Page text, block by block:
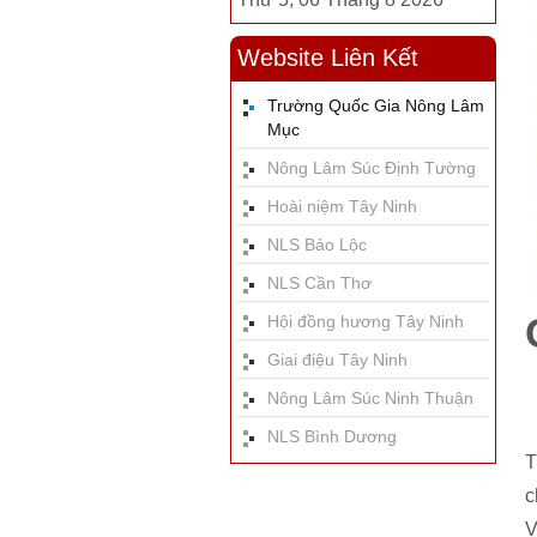
Website Liên Kết
Trường Quốc Gia Nông Lâm
Mục
Nông Lâm Súc Định Tường
Hoài niệm Tây Ninh
NLS Bảo Lộc
NLS Cần Thơ
Hội đồng hương Tây Ninh
Giai điệu Tây Ninh
Nông Lâm Súc Ninh Thuận
NLS Bình Dương